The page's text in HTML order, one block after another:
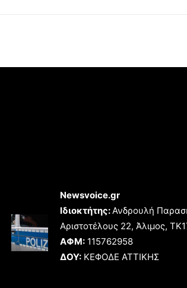
Newsvoice.gr
Ιδιοκτήτης:Ανδρουλή
Αριστοτέλους 22, Άλιμος,
ΑΦΜ: 115762958
ΔΟΥ: ΚΕΦΟΔΕ ΑΤΤΙΚΗΣ